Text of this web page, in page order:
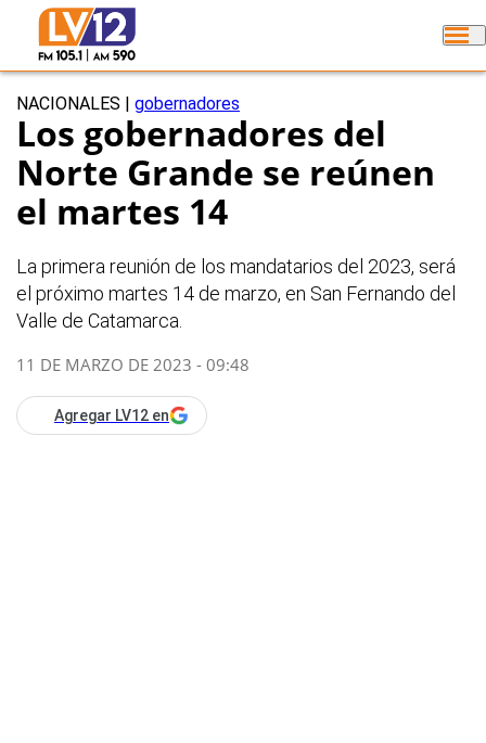
NACIONALES gobernadores
Los gobernadores del
Norte Grande se reúnen
el martes 14
La primera reunión de los mandatarios del 2023, será
el próximo martes 14 de marzo, en San Fernando del
Valle de Catamarca.
11 DE MARZO DE 2023 - 09:48
Agregar LV12 en